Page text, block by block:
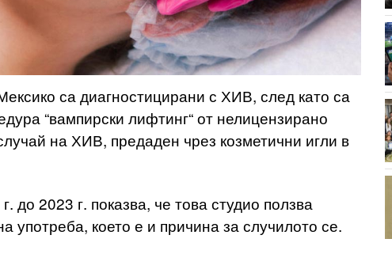
са диагностицирани с ХИВ, след като са
“вампирски лифтинг“ от нелицензирано
на ХИВ, предаден чрез козметични игли в
до 2023 г. показва, че това студио ползва
употреба, което е и причина за случилото се.